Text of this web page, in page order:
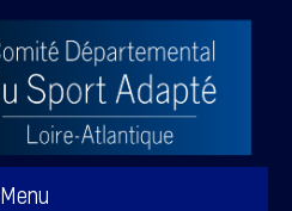
Menu